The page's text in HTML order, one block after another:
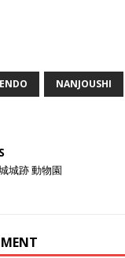
NANJOUSHI
城跡 動物園